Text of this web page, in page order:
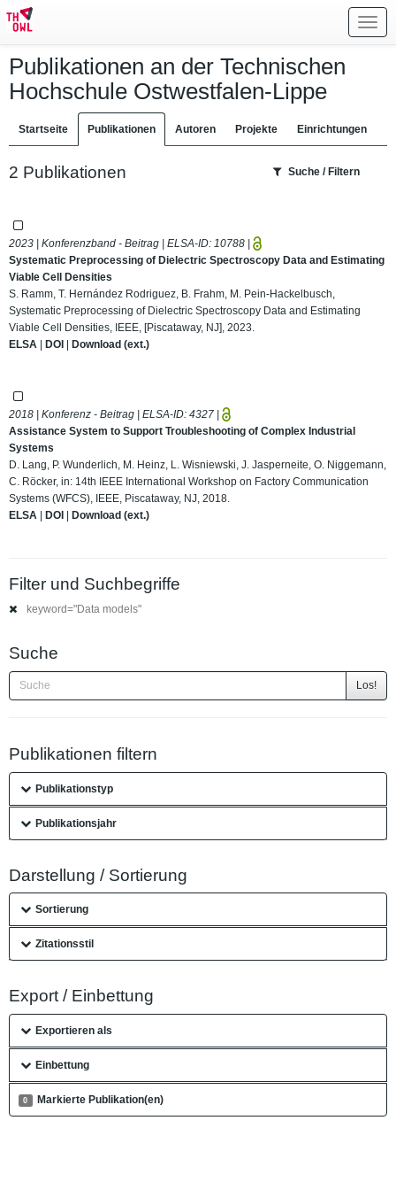
Publikationen an der Technischen
Hochschule Ostwestfalen-Lippe
Startseite Publikationen Autoren Projekte Einrichtungen
2 Publikationen Suche / Filtern
2023 | Konferenzband - Beitrag | ELSA-ID: 10788 |
Systematic Preprocessing of Dielectric Spectroscopy Data and Estimating
Viable Cell Densities
S. Ramm, T. Hernández Rodriguez, B. Frahm, M. Pein-Hackelbusch,
Systematic Preprocessing of Dielectric Spectroscopy Data and Estimating
Viable Cell Densities, IEEE, [Piscataway, NJ], 2023.
ELSA | DOI | Download (ext.)
2018 | Konferenz - Beitrag | ELSA-ID: 4327 |
Assistance System to Support Troubleshooting of Complex Industrial
Systems
D. Lang, P. Wunderlich, M. Heinz, L. Wisniewski, J. Jasperneite, O. Niggemann,
C. Röcker, in: 14th IEEE International Workshop on Factory Communication
Systems (WFCS), IEEE, Piscataway, NJ, 2018.
ELSA | DOI | Download (ext.)
Filter und Suchbegriffe
keyword="Data models"
Suche
Los!
Publikationen filtern
Publikationstyp
Publikationsjahr
Darstellung / Sortierung
Sortierung
Zitationsstil
Export / Einbettung
Exportieren als
Einbettung
0 Markierte Publikation(en)